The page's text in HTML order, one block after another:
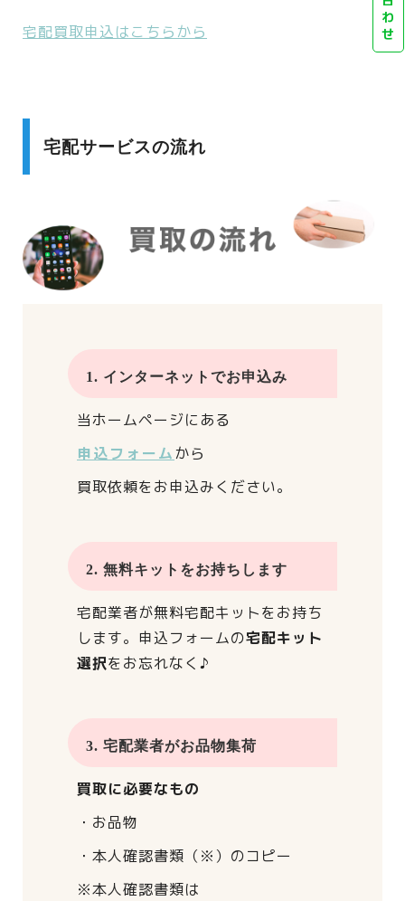
宅配買取申込はこちらから
宅配サービスの流れ
1. インターネットでお申込み
当ホームページにある
申込フォームから
買取依頼をお申込みください。
2. 無料キットをお持ちします
宅配業者が無料宅配キットをお持ち
します。 申込フォームの宅配キット
選択をお忘れなく♪
3. 宅配業者がお品物集荷
買取に必要なもの
・お品物
・本人確認書類（※）のコピー
※本人確認書類は
わ
せ